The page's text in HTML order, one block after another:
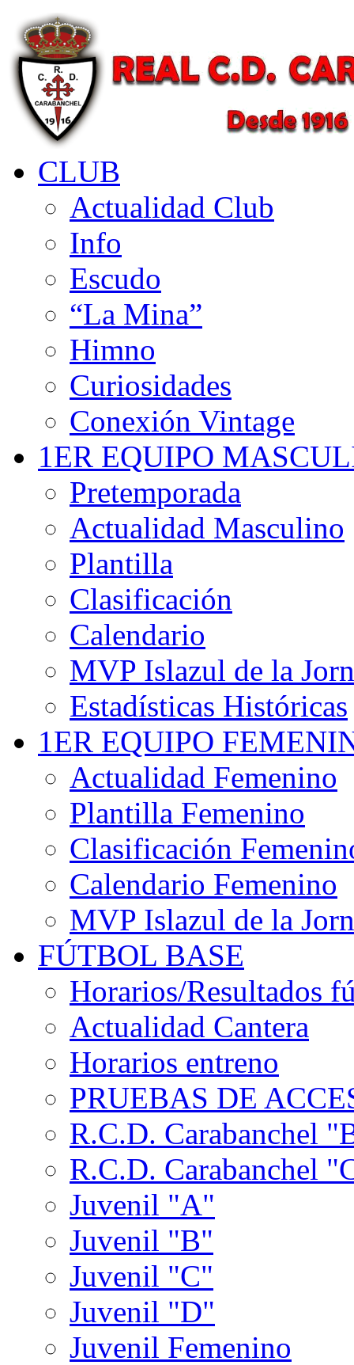
CLUB
Actualidad Club
Info
Escudo
“La Mina”
Himno
Curiosidades
Conexión Vintage
1ER EQUIPO
Pretemporada
Actualidad Masculino
Plantilla
Clasificación
Calendario
MVP Islazul de la
Estadísticas Históricas
1ER EQUIPO
Actualidad Femenino
Plantilla Femenino
Clasificación
Calendario Femenino
MVP Islazul de la
FÚTBOL BASE
Horarios/Resultados
Actualidad Cantera
Horarios entreno
PRUEBAS DE
R.C.D. Carabanchel
R.C.D. Carabanchel
Juvenil "A"
Juvenil "B"
Juvenil "C"
Juvenil "D"
Juvenil Femenino